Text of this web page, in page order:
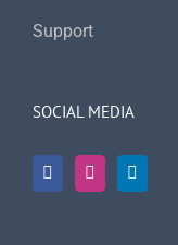
Support
SOCIAL MEDIA